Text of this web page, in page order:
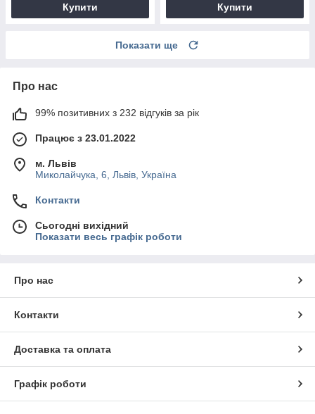
Купити Купити
Показати ще
Про нас
99% позитивних з 232 відгуків за рік
Працює з 23.01.2022
м. Львів
Миколайчука, 6, Львів, Україна
Контакти
Сьогодні вихідний
Показати весь графік роботи
Про нас
Контакти
Доставка та оплата
Графік роботи